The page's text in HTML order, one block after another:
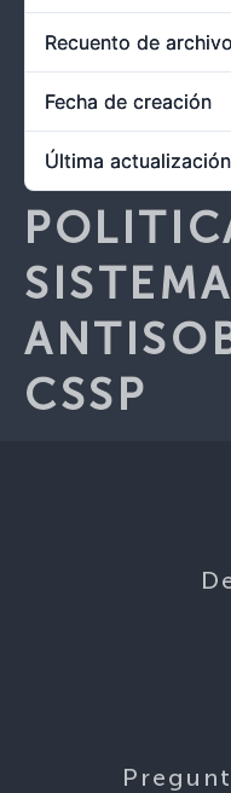
Recuento de
Fecha de creación
Última actualización
SISTEMA
CSSP